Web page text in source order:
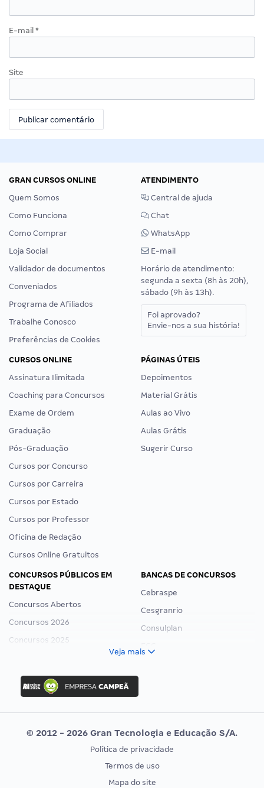
E-mail *
Site
GRAN CURSOS ONLINE
Quem Somos
Como Funciona
Como Comprar
Loja Social
Validador de documentos
Conveniados
Programa de Afiliados
Trabalhe Conosco
Preferências de Cookies
ATENDIMENTO
Central de ajuda
Chat
WhatsApp
E-mail
Horário de atendimento:
segunda a sexta (8h às 20h),
sábado (9h às 13h).
Foi aprovado?
Envie-nos a sua história!
CURSOS ONLINE
Assinatura Ilimitada
Coaching para Concursos
Exame de Ordem
Graduação
Pós-Graduação
Cursos por Concurso
Cursos por Carreira
Cursos por Estado
Cursos por Professor
Oficina de Redação
Cursos Online Gratuitos
PÁGINAS ÚTEIS
Depoimentos
Material Grátis
Aulas ao Vivo
Aulas Grátis
Sugerir Curso
CONCURSOS PÚBLICOS EM
DESTAQUE
Concursos Abertos
Concursos 2026
Concursos 2025
Concurso Ibama
Concurso MPU
Editais publicados
BANCAS DE CONCURSOS
Cebraspe
Cesgranrio
Consulplan
Vunesp
CONCURSOS POR PROFISSÃO
EXAME DE ORDEM
Veja mais
© 2012 - 2026 Gran Tecnologia e Educação S/A.
Política de privacidade
Termos de uso
Mapa do site